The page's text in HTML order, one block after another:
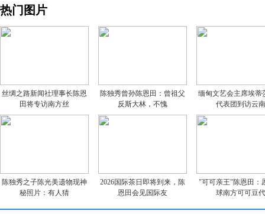
热门图片
丝绸之路新闻社理事长陈恩
田将专访南方丝
陈独秀曾孙陈恩田：曾祖父
反斯大林，不愧
缅甸文艺会主席埃蒂
代表团到访云南
陈独秀之子陈光美遗物现神
秘照片：有人猜
2026国际茶日即将到来，陈
恩田会见国际友
"可可亲王"陈恩田：
球南方可可豆代